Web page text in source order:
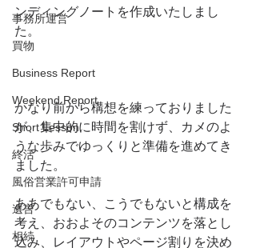
事務所運営
買物
Business Report
Weekend Report
Short Lesson
終活
風俗営業許可申請
遺言
相続
ンディングノートを作成いたしまし
た。
かなり前から構想を練っておりました
が、集中的に時間を割けず、カメのよ
うな歩みでゆっくりと準備を進めてき
ました。
ああでもない、こうでもないと構成を
考え、おおよそのコンテンツを落とし
込み、レイアウトやページ割りを決め